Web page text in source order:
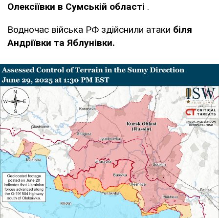
Олексіївки в Сумській області .
Водночас війська РФ здійснили атаки біля
Андріївки та Яблунівки.